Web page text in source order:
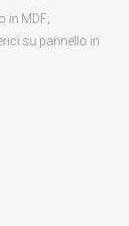
in MDF;
su pannello in